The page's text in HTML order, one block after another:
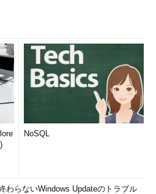
NoSQL
わらないWindows Updateのトラブル